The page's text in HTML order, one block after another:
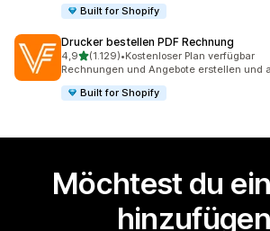
Built for Shopify
Drucker bestellen PDF Rechnung
4,9von 5 Sternen
(1.129)
1129 Rezensionen insgesamt
•Kostenloser Plan verfügbar
Rechnungen und Angebote erstellen und
Built for Shopify
Möchtest du